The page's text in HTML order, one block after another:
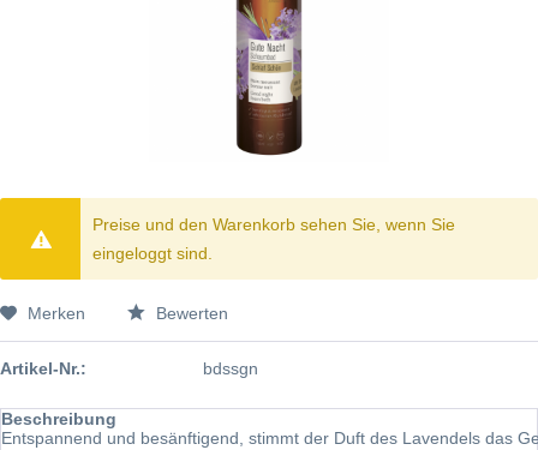
Preise und den Warenkorb sehen Sie, wenn Sie
eingeloggt sind.
Merken Bewerten
Artikel-Nr.: bdssgn
Beschreibung
Entspannend und besänftigend, stimmt der Duft des Lavendels das